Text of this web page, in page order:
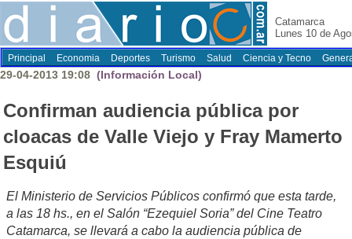
Catamarca
Lunes 10 de
Principal Economia Deportes Turismo Salud Ciencia y Tecno
29-04-2013 19:08 (Información Local)
Confirman audiencia pública por
cloacas de Valle Viejo y Fray Mamerto
Esquiú
El Ministerio de Servicios Públicos confirmó que esta tarde,
a las 18 hs., en el Salón “Ezequiel Soria” del Cine Teatro
Catamarca, se llevará a cabo la audiencia pública de